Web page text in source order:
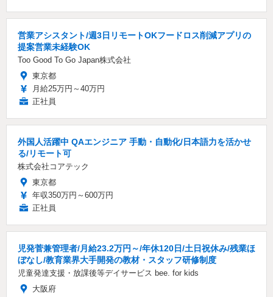
営業アシスタント/週3日リモートOKフードロス削減アプリの
提案営業未経験OK
Too Good To Go Japan株式会社
東京都
月給25万円～40万円
正社員
外国人活躍中 QAエンジニア 手動・自動化/日本語力を活かせ
る/リモート可
株式会社コアテック
東京都
年収350万円～600万円
正社員
児発菅兼管理者/月給23.2万円～/年休120日/土日祝休み/残業ほ
ぼなし/教育業界大手開発の教材・スタッフ研修制度
児童発達支援・放課後等デイサービス bee. for kids
大阪府